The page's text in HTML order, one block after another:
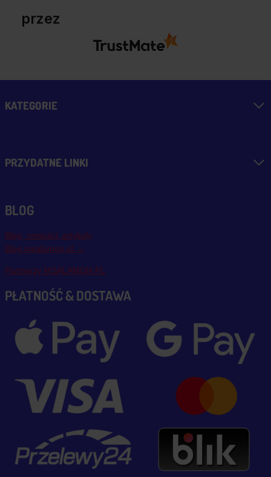
przez
KATEGORIE
PRZYDATNE LINKI
BLOG
Blog, nowości, artykuły
Blog msalamon.pl →
Partnerzy MSALAMON.PL
PŁATNOŚĆ & DOSTAWA